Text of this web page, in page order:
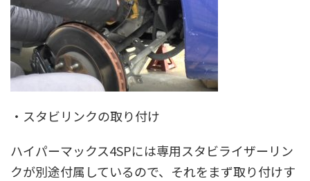
・スタビリンクの取り付け
ハイパーマックス4SPには専用スタビライザーリン
クが別途付属 しているので、それをまず取り付けす